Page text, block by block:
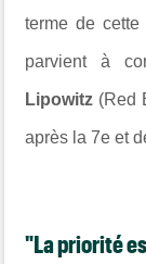
terme de
parvient à
Lipowitz (Red
après la 7e et
"La priorité